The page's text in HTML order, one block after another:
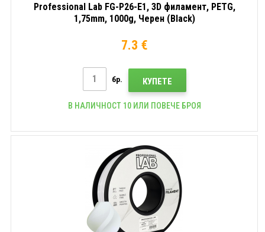
Professional Lab FG-P26-E1, 3D филамент, PETG,
1,75mm, 1000g, Черен (Black)
7.3 €
бр. КУПЕТЕ
В НАЛИЧНОСТ 10 ИЛИ ПОВЕЧЕ БРОЯ